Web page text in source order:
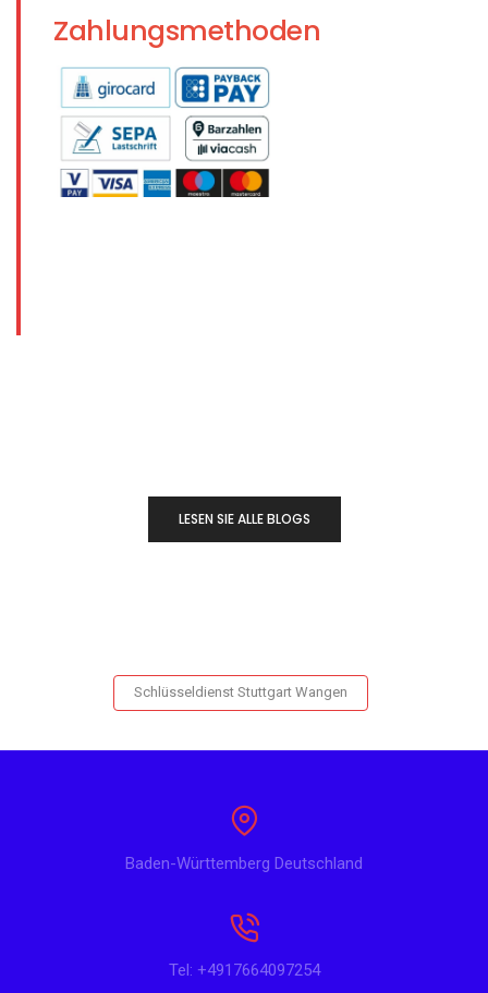
Zahlungsmethoden
LESEN SIE ALLE BLOGS
Schlüsseldienst Stuttgart Wangen
Baden-Württemberg Deutschland
Tel: +4917664097254